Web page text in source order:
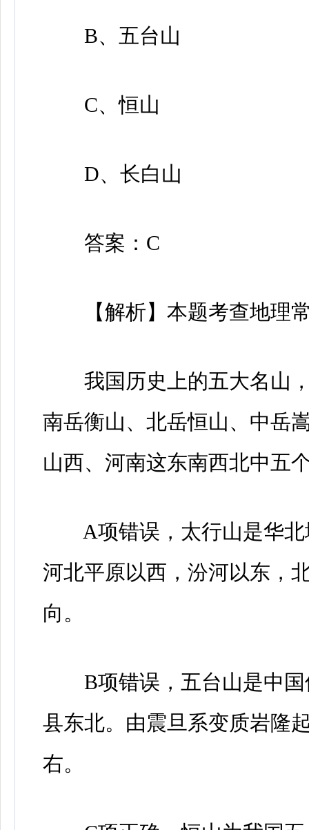
B、五台山
C、恒山
D、长白山
答案：C
【解析】本题考查地理
我国历史上的五大名山，
南岳衡山、北岳恒山、中岳
山西、河南这东南西北中五
A项错误，太行山是华北
河北平原以西，汾河以东，
向。
B项错误，五台山是中国
县东北。由震旦系变质岩隆
右。